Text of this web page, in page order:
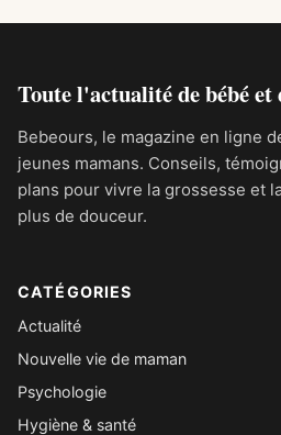
Toute l'actualité de bébé et
Bebeours, le magazine en ligne
jeunes mamans. Conseils,
plans pour vivre la grossesse et
plus de douceur.
CATÉGORIES
Actualité
Nouvelle vie de maman
Psychologie
Hygiène & santé